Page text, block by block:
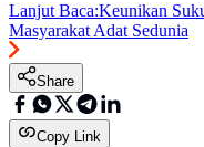
Lanjut Baca:Keunikan
Masyarakat Adat Sedunia
Share
Copy Link